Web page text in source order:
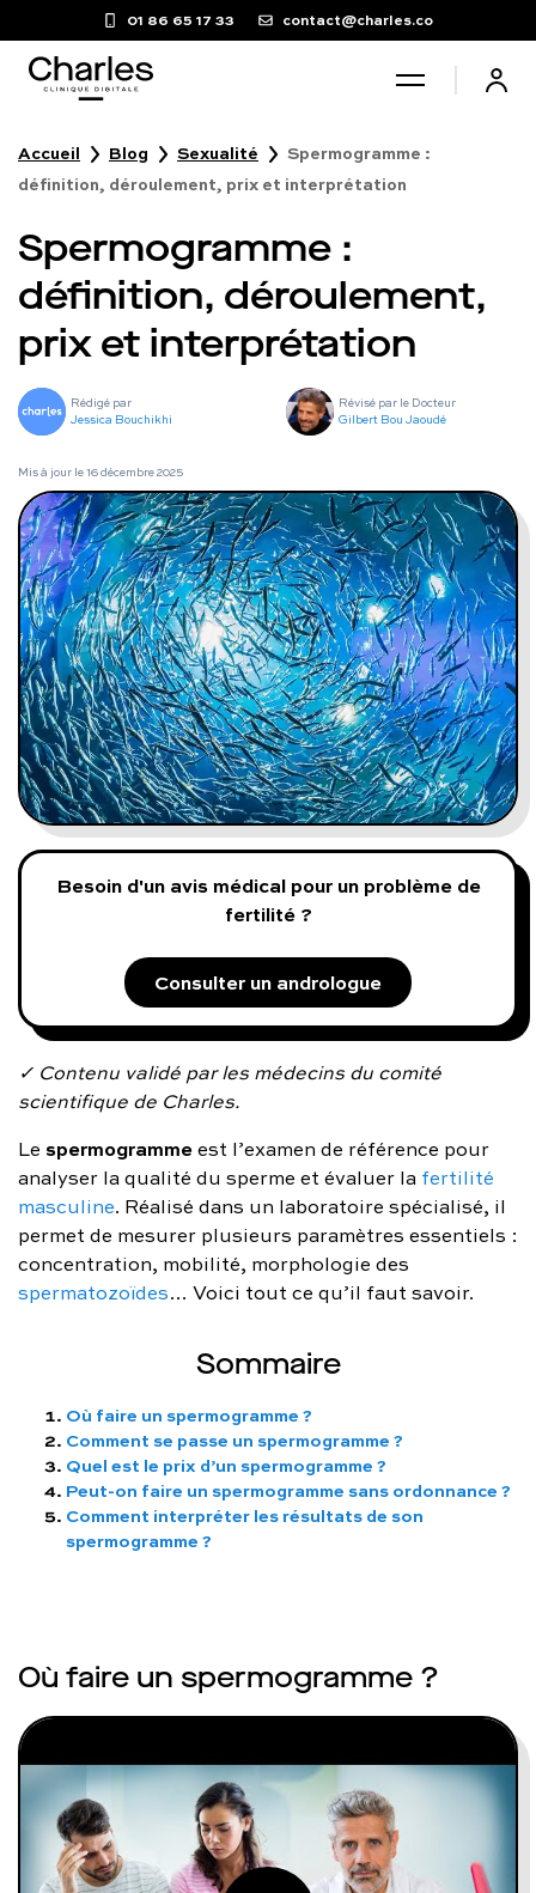
01 86 65 17 33 contact@charles.co
Santé sexuelle
Poids
Troubles du sommeil
Fertilité masculine
Chute de cheveux
Programmes digitaux
Comment ça marche ?
Notre approche médicale
Blog
Prenez soin de vous :
Consultez un médecin
Vous avez des questions :
FAQ complète
01 86 65 17 33
contact@charles.co
Accueil Blog Sexualité
Spermogramme :
définition, déroulement, prix et interprétation
Spermogramme :
définition, déroulement,
prix et interprétation
Rédigé par
Jessica Bouchikhi
Révisé par le Docteur
Gilbert Bou Jaoudé
Mis à jour le16 décembre 2025
Besoin d'un avis médical pour un problème de
fertilité ?
Consulter un andrologue
✓ Contenu validé par les médecins du comité
scientifique de Charles.
Le spermogrammeest l’examen de référence pour
analyser la qualité du sperme et évaluer la fertilité
masculine. Réalisé dans un laboratoire spécialisé, il
permet de mesurer plusieurs paramètres essentiels :
concentration, mobilité, morphologie des
spermatozoïdes… Voici tout ce qu’il faut savoir.
Sommaire
Où faire un spermogramme ?
Comment se passe un spermogramme ?
Quel est le prix d’un spermogramme ?
Peut-on faire un spermogramme sans ordonnance ?
Comment interpréter les résultats de son
spermogramme ?
Où faire un spermogramme ?